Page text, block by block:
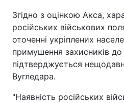
Згідно з оцінкою Акса,
російських військових
оточенні укріплених
примушення захисників до
підтверджується
Вугледара.
"Наявність російських